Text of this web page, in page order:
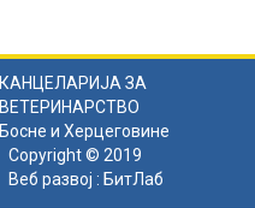
КАНЦЕЛАРИЈА ЗА
ВЕТЕРИНАРСТВО
Босне и Херцеговине
Copyright © 2019
Веб развој : БитЛаб